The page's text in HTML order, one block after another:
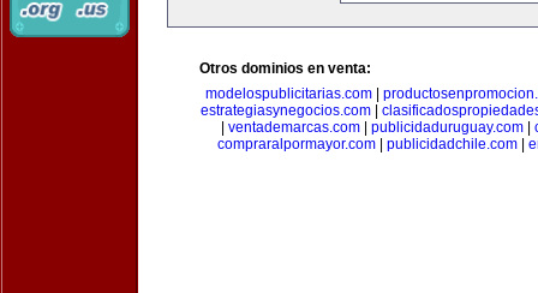
Otros dominios en venta:
modelospublicitarias.com
estrategiasynegocios.com|
ventademarcas.com publicidaduruguay.com
compraralpormayor.com| publicidadchile.com|